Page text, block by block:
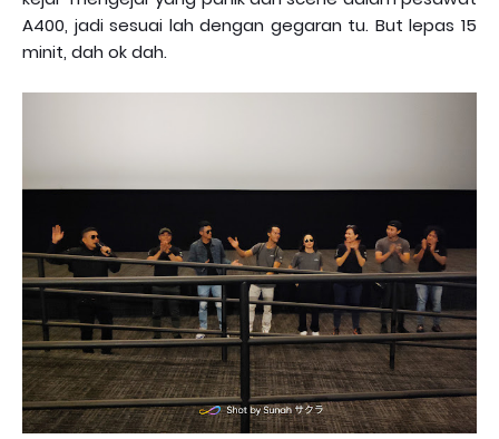
A400, jadi sesuai lah dengan gegaran tu. But lepas 15
minit, dah ok dah.